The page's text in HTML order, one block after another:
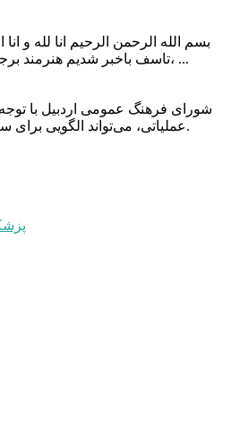
بسم الله الرحمن الرحیم انا لله و انا
تاسف باخبر شدیم هنرمند برجسته ایران و فرزند اردبیل، ...
شورای فرهنگ عمومی اردبیل با
عملیاتی، می‌تواند الگویی برای سایر استان‌های کشور باشد.